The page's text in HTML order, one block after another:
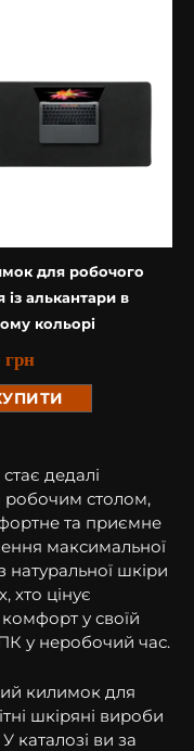
для робочого
із алькантари в
кольорі
грн
дедалі
столом,
та приємне
максимальної
натуральної шкіри
хто цінує
комфорт у своїй
у неробочий час.
килимок для
шкіряні вироби
каталозі ви за